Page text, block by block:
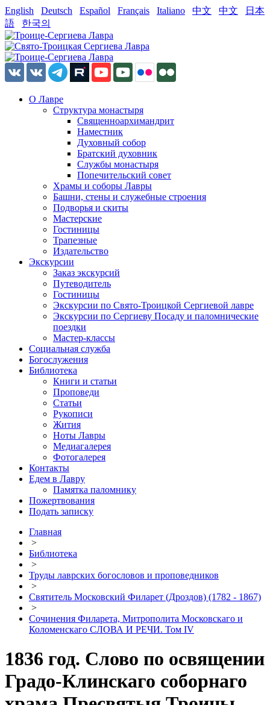
English Deutsch Español Français Italiano 中文 中文
日本
語
한국의
О Лавре
Структура монастыря
Священноархимандрит
Наместник
Духовный собор
Братский духовник
Службы монастыря
Попечительский совет
Храмы и соборы Лавры
Башни, стены и служебные строения
Подворья и скиты
Мастерские
Гостиницы
Трапезные
Издательство
Экскурсии
Заказ экскурсий
Путеводитель
Гостиницы
Экскурсии по Свято-Троицкой Сергиевой лавре
Экскурсии по Сергиеву Посаду и паломнические
поездки
Мастер-классы
Социальная служба
Богослужения
Библиотека
Книги и статьи
Проповеди
Статьи
Рукописи
Жития
Ноты Лавры
Медиагалерея
Фотогалерея
Контакты
Едем в Лавру
Памятка паломнику
Пожертвования
Подать записку
Главная
>
Библиотека
>
Труды лаврских богословов и проповедников
>
Святитель Московский Филарет (Дроздов) (1782 - 1867)
>
Сочинения Филарета, Митрополита Московскаго и
Коломенскаго СЛОВА И РЕЧИ. Том IV
1836 год. Слово по освящении
Градо-Клинскаго соборнаго